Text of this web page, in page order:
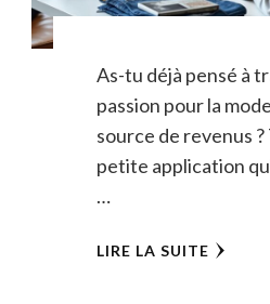
As-tu déjà pensé à
passion pour la
source de revenus
petite application
…
LIRE LA SUITE